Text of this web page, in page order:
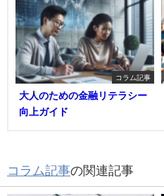
コラム記事
大人のための金融リテラシー
向上ガイド
コラム記事の関連記事